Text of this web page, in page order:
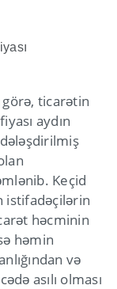
ticarətin
aydın
Keçid
istifadəçilərin
həcminin
həmin
və
asılı olması